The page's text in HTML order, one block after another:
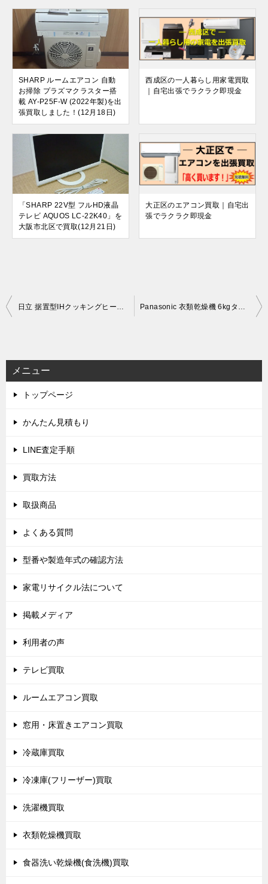
SHARP ルームエアコン 自動
お掃除 プラズマクラスター搭
載 AY-P25F-W (2022年製)を出
張買取しました！(12月18日)
西成区の一人暮らし用家電買取
｜自宅出張でラクラク即現金
「SHARP 22V型 フルHD液晶
テレビ AQUOS LC-22K40」を
大阪市北区で買取(12月21日)
大正区のエアコン買取｜自宅出
張でラクラク即現金
投
ビ
ゲ
ー
シ
メニュー
トップページ
かんたん見積もり
LINE査定手順
買取方法
取扱商品
よくある質問
型番や製造年式の確認方法
家電リサイクル法について
掲載メディア
利用者の声
テレビ買取
ルームエアコン買取
窓用・床置きエアコン買取
冷蔵庫買取
冷凍庫(フリーザー)買取
洗濯機買取
衣類乾燥機買取
食器洗い乾燥機(食洗機)買取